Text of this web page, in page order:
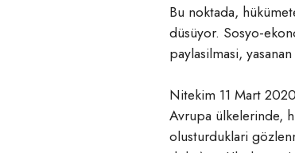
Bu noktada,
düsüyor. Sosyo-
paylasilmasi,
Nitekim 11 Mart
Avrupa ülkelerinde,
olusturduklari